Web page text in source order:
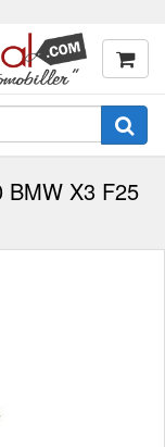
BMW X3 F25